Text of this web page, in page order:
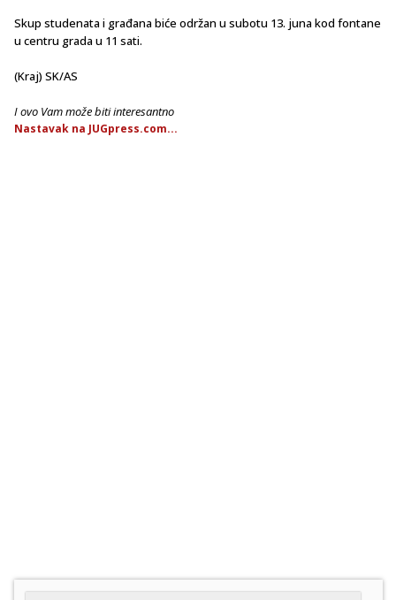
Skup studenata i građana biće održan u subotu 13. juna kod fontane
u centru grada u 11 sati.
(Kraj) SK/AS
I ovo Vam može biti interesantno
Nastavak na JUGpress.com...